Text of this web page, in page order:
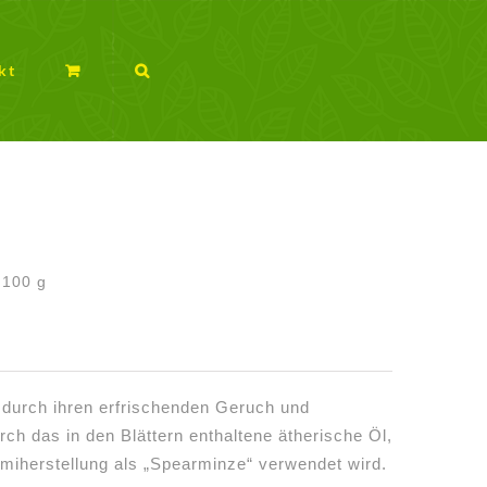
100 g
ihren erfrischenden Geruch und
das in den Blättern enthaltene ätherische Öl,
als „Spearminze“ verwendet wird.